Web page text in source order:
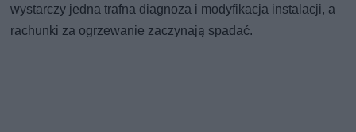
wystarczy jedna trafna diagnoza i modyfikacja instalacji, a
rachunki za ogrzewanie zaczynają spadać.